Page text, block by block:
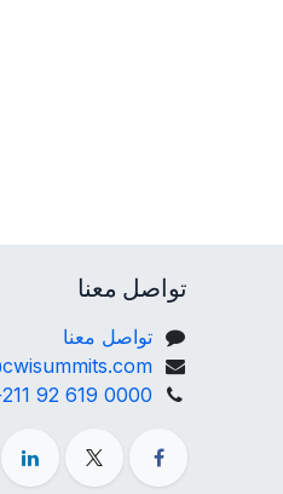
تواصل معنا
تواصل معنا
92 619 0000